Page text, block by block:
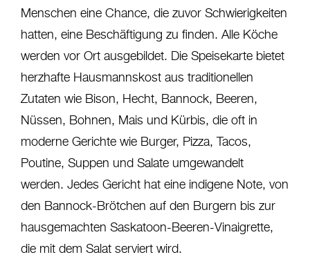
Menschen eine Chance, die zuvor Schwierigkeiten
hatten, eine Beschäftigung zu finden. Alle Köche
werden vor Ort ausgebildet. Die Speisekarte bietet
herzhafte Hausmannskost aus traditionellen
Zutaten wie Bison, Hecht, Bannock, Beeren,
Nüssen, Bohnen, Mais und Kürbis, die oft in
moderne Gerichte wie Burger, Pizza, Tacos,
Poutine, Suppen und Salate umgewandelt
werden. Jedes Gericht hat eine indigene Note, von
den Bannock-Brötchen auf den Burgern bis zur
hausgemachten Saskatoon-Beeren-Vinaigrette,
die mit dem Salat serviert wird.